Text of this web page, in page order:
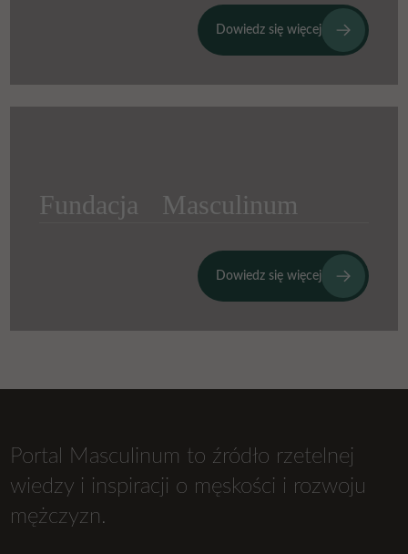
Dowiedz się więcej
Fundacja Masculinum
Dowiedz się więcej
Portal Masculinum to źródło rzetelnej
wiedzy i inspiracji o męskości i rozwoju
mężczyzn.